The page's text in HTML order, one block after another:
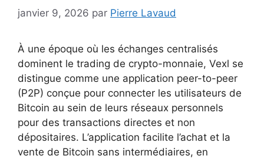
janvier 9, 2026 par Pierre Lavaud
À une époque où les échanges centralisés
dominent le trading de crypto-monnaie, Vexl se
distingue comme une application peer-to-peer
(P2P) conçue pour connecter les utilisateurs de
Bitcoin au sein de leurs réseaux personnels
pour des transactions directes et non
dépositaires. L’application facilite l’achat et la
vente de Bitcoin sans intermédiaires, en